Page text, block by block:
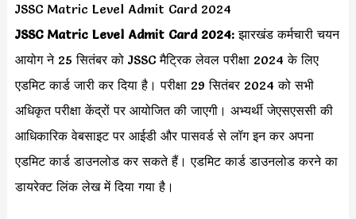
JSSC Matric Level Admit Card 2024
JSSC Matric Level Admit Card 2024:झारखंड कर्मचारी चयन
आयोग ने 25 सितंबर को JSSC मैट्रिक लेवल परीक्षा 2024 के लिए
एडमिट कार्ड जारी कर दिया है। परीक्षा 29 सितंबर 2024 को सभी
अधिकृत परीक्षा केंद्रों पर आयोजित की जाएगी। अभ्यर्थी जेएसएससी की
आधिकारिक वेबसाइट पर आईडी और पासवर्ड से लॉग इन कर अपना
एडमिट कार्ड डाउनलोड कर सकते हैं। एडमिट कार्ड डाउनलोड करने का
डायरेक्ट लिंक लेख में दिया गया है।